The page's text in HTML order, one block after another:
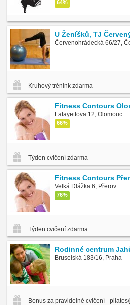
64%
U Ženíšků, TJ
Červenohrádecká 66/27,
Kruhový trénink zdarma
Fitness Contours
Lafayettova 12, Olomouc
66%
Týden cvičení zdarma
Fitness Contours
Velká Dlážka 6, Přerov
76%
Týden cvičení zdarma
Rodinné centrum
Bruselská 183/16, Praha
Bonus za pravidelné cvičení -